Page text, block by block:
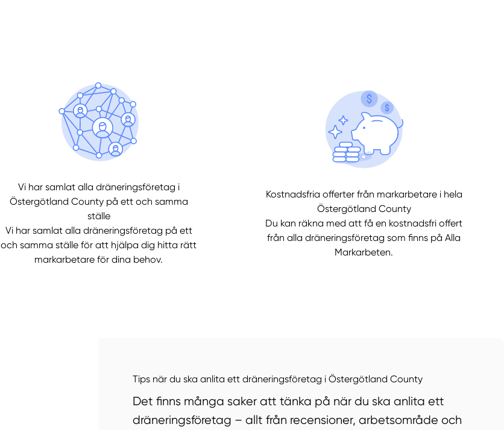
Välj tillvägagångssätt
Vi har samlat alla dräneringsföretag i
Östergötland County på ett och samma
ställe
Vi har samlat alla dräneringsföretag på ett
och samma ställe för att hjälpa dig hitta rätt
markarbetare för dina behov.
Kostnadsfria offerter från markarbetare i hela
Östergötland County
Du kan räkna med att få en kostnadsfri offert
från alla dräneringsföretag som finns på Alla
Markarbeten.
Tips när du ska anlita ett dräneringsföretag i Östergötland County
Det finns många saker att tänka på när du ska anlita ett
dräneringsföretag – allt från recensioner, arbetsområde och